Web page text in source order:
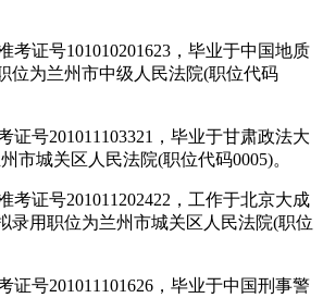
证号101010201623，毕业于中国地质
位为兰州市中级人民法院(职位代码
号201011103321，毕业于甘肃政法大
市城关区人民法院(职位代码0005)。
证号201011202422，工作于北京大成
录用职位为兰州市城关区人民法院(职位
号201011101626，毕业于中国刑事警